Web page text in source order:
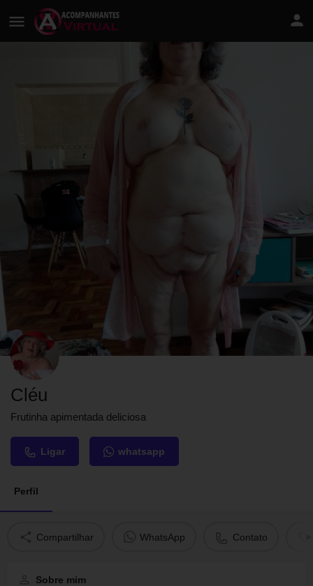
Cléu
Frutinha apimentada deliciosa
Ligar whatsapp
Perfil
Compartilhar WhatsApp Contato
Sobre mim